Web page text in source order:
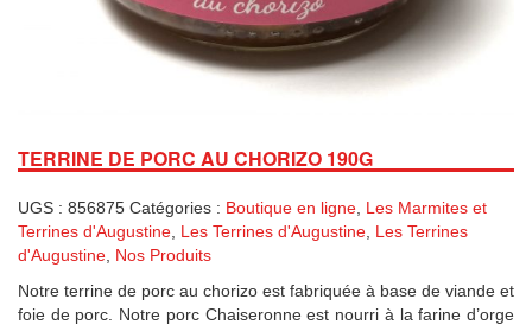
TERRINE DE PORC AU CHORIZO 190G
UGS : 856875 Catégories : Boutique en ligne Les Marmites et
Terrines d'Augustine Les Terrines d'Augustine Les Terrines
d'Augustine Nos Produits
Notre terrine de porc au chorizo est fabriquée à base de viande et
foie de porc. Notre porc Chaiseronne est nourri à la farine d’orge